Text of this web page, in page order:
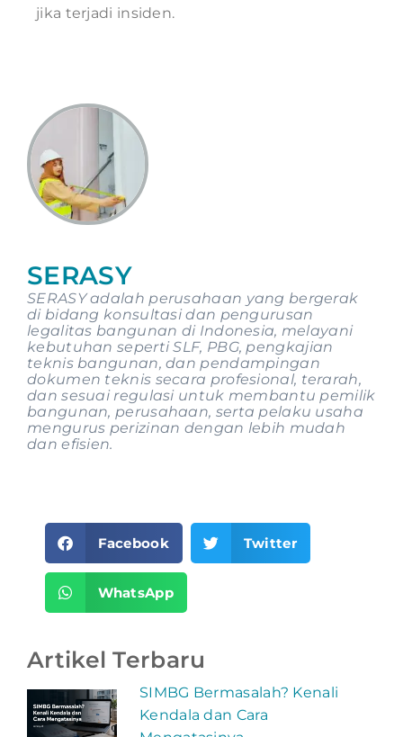
jika terjadi insiden.
SERASY
SERASY adalah perusahaan yang bergerak
di bidang konsultasi dan pengurusan
legalitas bangunan di Indonesia, melayani
kebutuhan seperti SLF, PBG, pengkajian
teknis bangunan, dan pendampingan
dokumen teknis secara profesional, terarah,
dan sesuai regulasi untuk membantu pemilik
bangunan, perusahaan, serta pelaku usaha
mengurus perizinan dengan lebih mudah
dan efisien.
Facebook Twitter
WhatsApp
Artikel Terbaru
SIMBG Bermasalah? Kenali
Kendala dan Cara